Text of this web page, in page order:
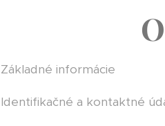
Základné informácie
Identifikačné a kontaktné